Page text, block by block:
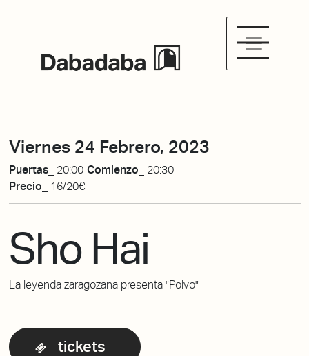
Viernes 24 Febrero, 2023
Puertas_ 20:00 Comienzo_ 20:30
Precio_
16/20€
Sho Hai
La leyenda zaragozana presenta "Polvo"
tickets